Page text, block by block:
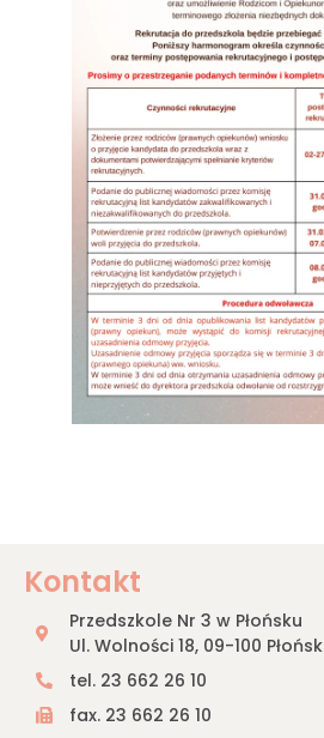
Kontakt
Przedszkole Nr 3 w Płońsku
Ul. Wolności 18, 09-100 Płońsk
tel. 23 662 26 10
fax. 23 662 26 10